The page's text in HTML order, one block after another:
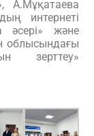
А.Мұқатаева
интернеті
әсері» және
облысындағы
зерттеу»